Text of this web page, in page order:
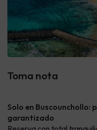
Toma nota
Solo en Buscounchollo:
garantizado